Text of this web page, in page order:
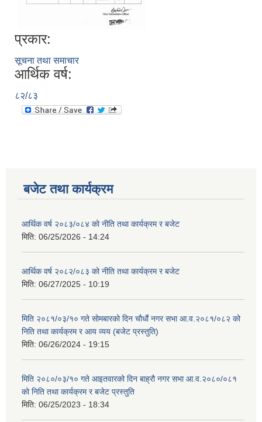
प्रकार:
सूचना तथा समाचार
आर्थिक वर्ष:
८२/८३
बजेट तथा कार्यक्रम
आर्थिक वर्ष २०८३/०८४ को नीति तथा कार्यक्रम र बजेट
मिति: 06/25/2026 - 14:24
आर्थिक वर्ष २०८२/०८३ को नीति तथा कार्यक्रम र बजेट
मिति: 06/27/2025 - 10:19
मिति २०८१/०३/१० गते सोमबारको दिन चौधौं नगर सभा आ.व.२०८१/०८२ को
निति तथा कार्यक्रम र आय व्यय (बजेट प्रस्तुति)
मिति: 06/26/2024 - 19:15
मिति २०८०/०३/१० गते आइतवारको दिन बाह्रौ नगर सभा आ.व.२०८०/०८१
को निति तथा कार्यक्रम र बजेट प्रस्तुति
मिति: 06/25/2023 - 18:34